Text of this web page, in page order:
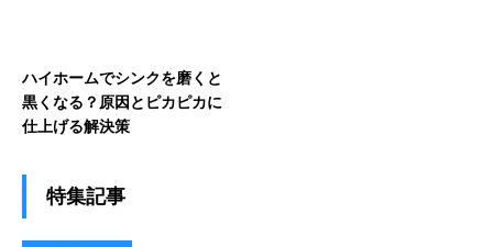
ハイホームでシンクを磨くと
黒くなる？原因とピカピカに
仕上げる解決策
特集記事